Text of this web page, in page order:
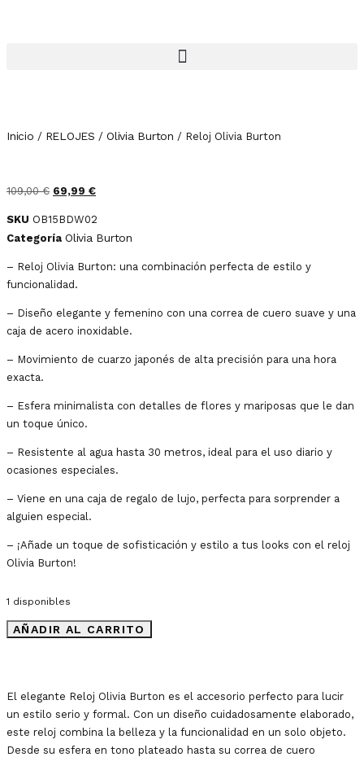
Inicio / RELOJES /Olivia Burton / Reloj Olivia Burton
109,00€ 69,99 €
SKU OB15BDW02
Categoría Olivia Burton
– Reloj Olivia Burton: una combinación perfecta de estilo y
funcionalidad.
– Diseño elegante y femenino con una correa de cuero suave y una
caja de acero inoxidable.
– Movimiento de cuarzo japonés de alta precisión para una hora
exacta.
– Esfera minimalista con detalles de flores y mariposas que le dan
un toque único.
– Resistente al agua hasta 30 metros, ideal para el uso diario y
ocasiones especiales.
– Viene en una caja de regalo de lujo, perfecta para sorprender a
alguien especial.
– ¡Añade un toque de sofisticación y estilo a tus looks con el reloj
Olivia Burton!
1 disponibles
AÑADIR AL CARRITO
El elegante Reloj Olivia Burton es el accesorio perfecto para lucir
un estilo serio y formal. Con un diseño cuidadosamente elaborado,
este reloj combina la belleza y la funcionalidad en un solo objeto.
Desde su esfera en tono plateado hasta su correa de cuero